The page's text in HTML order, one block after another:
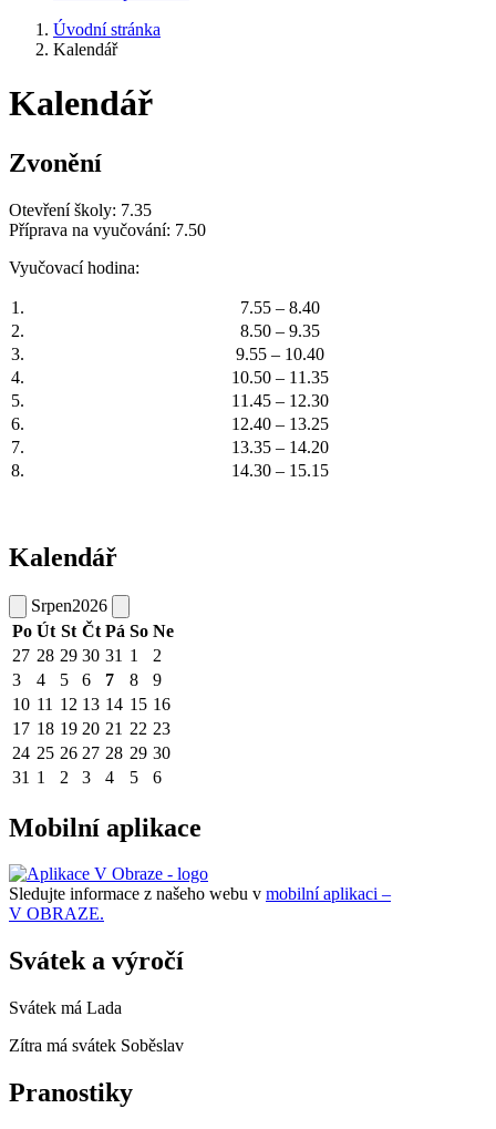
Úvodní stránka
Kalendář
Kalendář
Zvonění
Otevření školy: 7.35
Příprava na vyučování: 7.50
Vyučovací hodina:
1.
7.55 – 8.40
2.
8.50 – 9.35
3.
9.55 – 10.40
4.
10.50 – 11.35
5.
11.45 – 12.30
6.
12.40 – 13.25
7.
13.35 – 14.20
8.
14.30 – 15.15
Kalendář
Srpen2026
Po Út St Čt Pá So Ne
27 28 29 30 31 1
2
3
4 5 6 7 8
9
10 11 12 13 14 15 16
17 18 19 20 21 22 23
24 25 26 27 28 29 30
31 1 2 3 4 5 6
Mobilní aplikace
Sledujte informace z našeho webu v mobilní aplikaci –
V OBRAZE.
Svátek a výročí
Svátek má Lada
Zítra má svátek Soběslav
Pranostiky